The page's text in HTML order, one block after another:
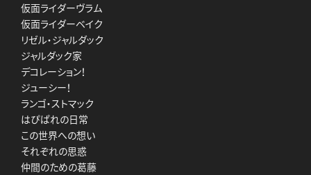
仮面ライダーヴラム
仮面ライダーベイク
リゼル・ジャルダック
ジャルダック家
デコレーション！
ジューシー！
ランゴ・ストマック
はぴぱれの日常
この世界への想い
それぞれの思惑
仲間のための葛藤